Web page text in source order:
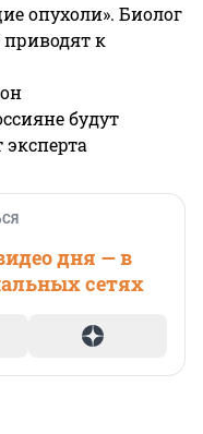
опухоли». Биолог
к
будут
эксперта
дня — в
сетях